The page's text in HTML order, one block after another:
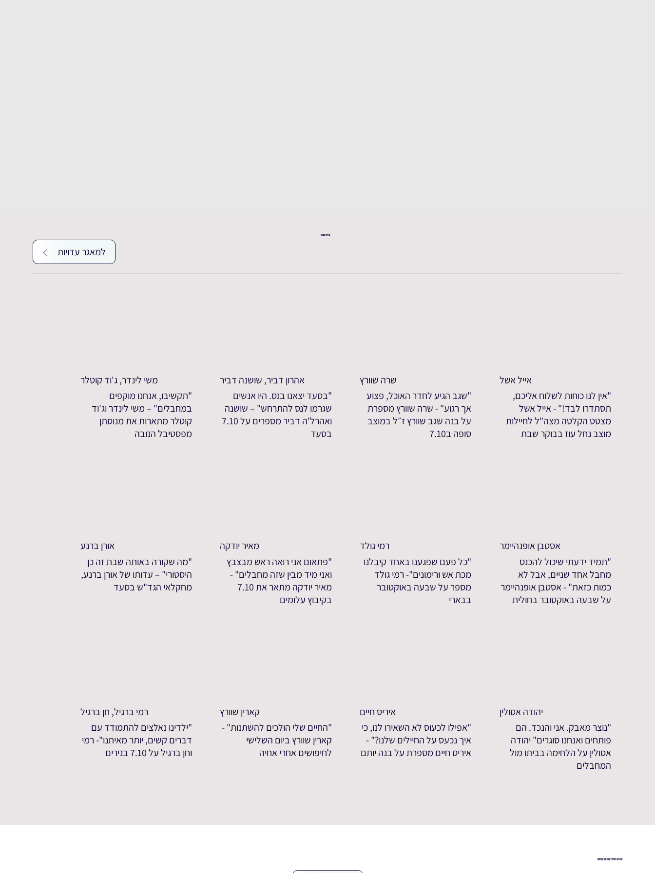
עדויות נוספות
למאגר עדויות
משי לינדר, ג'וד קוטלר
"תקשיבו, אנחנו מוקפים
במחבלים" – משי לינדר וג'וד
קוטלר מתארות את מנוסתן
מפסטיבל הנובה
אהרון דביר, שושנה דביר
"בסעד יצאנו בנס. היו אנשים
שגרמו לנס להתרחש" – שושנה
ואהרל'ה דביר מספרים על 7.10
בסעד
שרה שוורץ
"שגב הגיע לחדר האוכל, פצוע
אך רגוע" - שרה שוורץ מספרת
על בנה שגב שוורץ ז״ל במוצב
סופה ב7.10
אייל אשל
"אין לנו כוחות לשלוח אליכם,
תסתדרו לבד!" - אייל אשל
מצטט הקלטה מצה"ל לחיילות
מוצב נחל עוז בבוקר שבת
אורן ברנע
"מה שקורה באותה שבת זה כן
היסטורי" – עדותו של אורן ברנע,
מחקלאי הגד"ש בסעד
מאיר יודקה
"פתאום אני רואה ראש מבצבץ
ואני מיד מבין שזה מחבלים" -
מאיר יודקה מתאר את 7.10
בקיבוץ עלומים
רמי גולד
"כל פעם שפגענו באחד קיבלנו
מכת אש ורימונים"- רמי גולד
מספר על שבעה באוקטובר
בבארי
אסטבן אופנהיימר
"תמיד ידעתי שיכול להכנס
מחבל אחד שניים, אבל לא
כמות כזאת" - אסטבן אופנהיימר
על שבעה באוקטובר בחולית
רמי ברגיל, חן ברגיל
"ילדינו נאלצים להתמודד עם
דברים קשים, יותר מאיתנו"- רמי
וחן ברגיל על 7.10 בנירים
קארין שוורץ
"החיים שלי הולכים להשתנות" -
קארין שוורץ ביום השלישי
לחיפושים אחרי אחיה
איריס חיים
"אפילו לכעוס לא השאירו לנו, כי
איך נכעס על החיילים שלנו?" -
איריס חיים מספרת על בנה יותם
יהודה אסולין
"נוצר מאבק. אני והנכד. הם
פותחים ואנחנו סוגרים" יהודה
אסולין על הלחימה בביתו מול
המחבלים
עזרו לנו להרחיב את מאגר העדויות